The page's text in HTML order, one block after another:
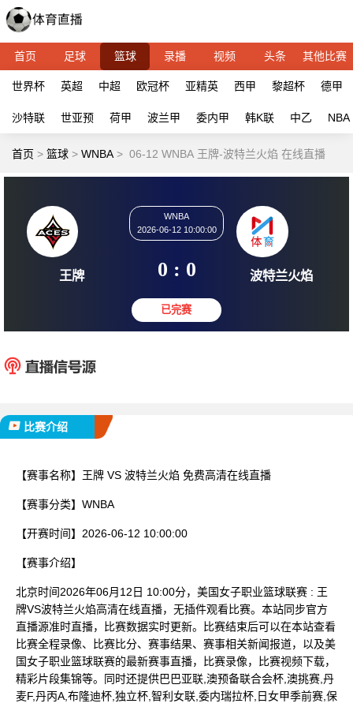
首页 足球 篮球 录播 视频 头条 其他比赛
世界杯 英超 中超 欧冠杯 亚精英 西甲 黎超杯 德甲
沙特联 世亚预 荷甲 波兰甲 委内甲 韩K联 中乙 NBA
首页 > 篮球 > WNBA > 06-12 WNBA 王牌-波特兰火焰 在线直播
王牌
2026-06-12 10:00:00
0 : 0 波特
比赛介绍
【赛事名称】 王牌 VS 波特兰火焰 免费高清在线直播
【赛事分类】 WNBA
【开赛时间】 2026-06-12 10:00:00
【赛事介绍】
北京时间2026年06月12日 10:00分，美国女子职业篮球联赛 : 王
牌VS波特兰火焰高清在线直播，无插件观看比赛。本站同步官方
直播源准时直播，比赛数据实时更新。比赛结束后可以在本站查看
比赛全程录像、比赛比分、赛事结果、赛事相关新闻报道，以及美
国女子职业篮球联赛的最新赛事直播，比赛录像，比赛视频下载，
精彩片段集锦等。同时还提供巴巴亚联,澳预备联合会杯,澳挑赛,丹
麦F,丹丙A,布隆迪杯,独立杯,智利女联,委内瑞拉杯,日女甲季前赛,保